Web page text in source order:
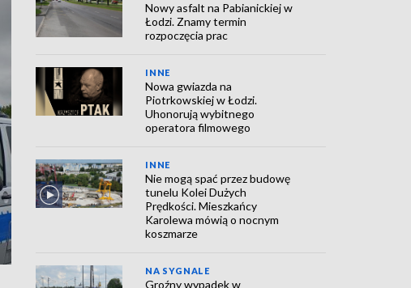
Nowy asfalt na Pabianickiej w
Łodzi. Znamy termin
rozpoczęcia prac
INNE
Nowa gwiazda na
Piotrkowskiej w Łodzi.
Uhonorują wybitnego
operatora filmowego
INNE
Nie mogą spać przez budowę
tunelu Kolei Dużych
Prędkości. Mieszkańcy
Karolewa mówią o nocnym
koszmarze
NA SYGNALE
Groźny wypadek w